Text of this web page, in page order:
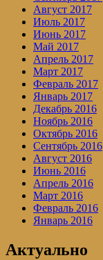
Август 2017
Июль 2017
Июнь 2017
Май 2017
Апрель 2017
Март 2017
Февраль 2017
Январь 2017
Декабрь 2016
Ноябрь 2016
Октябрь 2016
Сентябрь 2016
Август 2016
Июнь 2016
Апрель 2016
Март 2016
Февраль 2016
Январь 2016
Актуально